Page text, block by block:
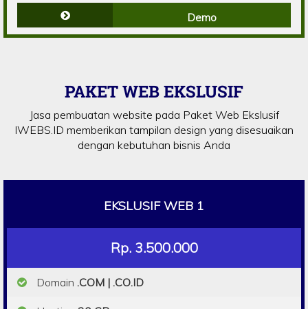
Demo
PAKET WEB EKSLUSIF
Jasa pembuatan website pada Paket Web Ekslusif
IWEBS.ID memberikan tampilan design yang disesuaikan
dengan kebutuhan bisnis Anda
EKSLUSIF WEB 1
Rp. 3.500.000
Domain .COM | .CO.ID